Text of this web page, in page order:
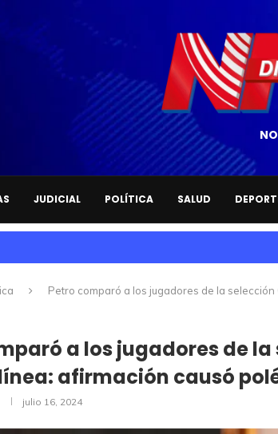
JUDICIAL POLÍTICA SALUD
Petro comparó a los jugadores de la
a los jugadores de
afirmación causó
julio 16, 2024